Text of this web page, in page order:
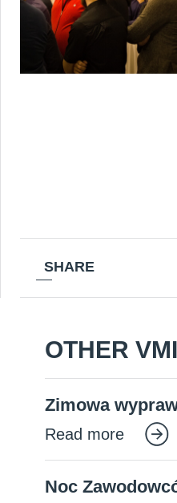
OTHER
Zimowa
Read more
Noc
SHARE